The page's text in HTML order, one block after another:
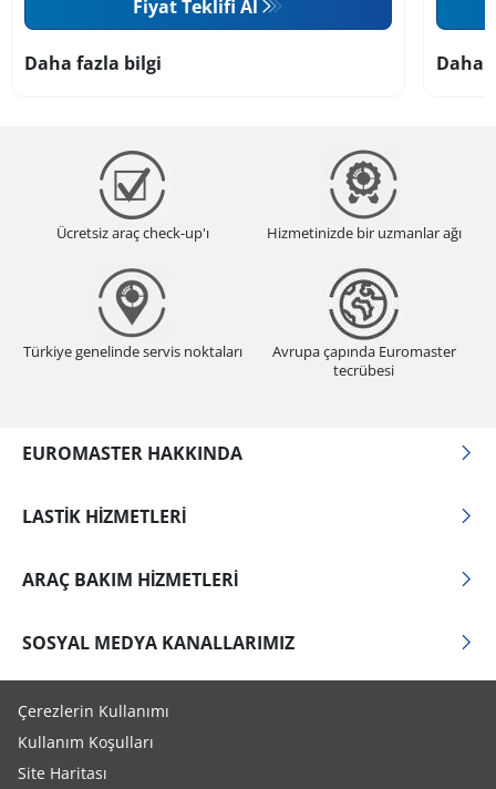
Fiyat Teklifi Al
Daha fazla bilgi Daha
Ücretsiz araç check-up'ı Hizmetinizde bir uzmanlar ağı
Türkiye genelinde servis noktaları
Avrupa çapında Euromaster
tecrübesi
EUROMASTER HAKKINDA
LASTIK HIZMETLERI
ARAÇ BAKIM HIZMETLERI
SOSYAL MEDYA KANALLARIMIZ
Çerezlerin Kullanımı
Kullanım Koşulları
Site Haritası